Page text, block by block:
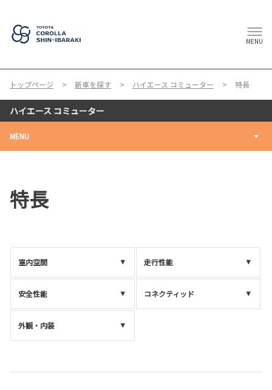
MENU
トップページ 新車を探す ハイエース コミューター 特長
ハイエース コミューター
MENU
特長
室内空間 走行性能
安全性能 コネクティッド
外観・内装